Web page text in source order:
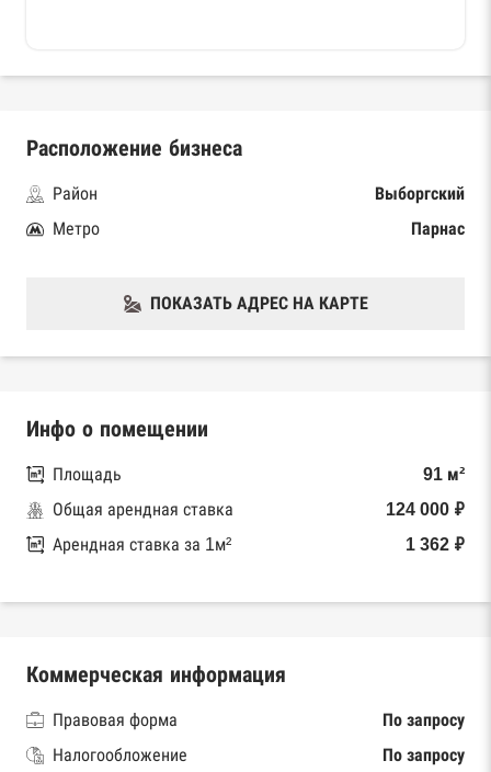
Расположение бизнеса
Район
Выборгский
Метро
Парнас
ПОКАЗАТЬ АДРЕС НА КАРТЕ
Инфо о помещении
Площадь
91 м²
Общая арендная ставка
124 000 ₽
Арендная ставка за 1м²
1 362 ₽
Коммерческая информация
Правовая форма
По запросу
Налогообложение
По запросу